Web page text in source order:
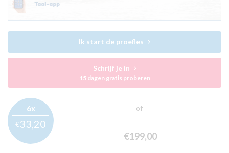
Ik start de proefles
Schrijf je in
15 dagen gratis proberen
6x
€33, 20
of
€199,00